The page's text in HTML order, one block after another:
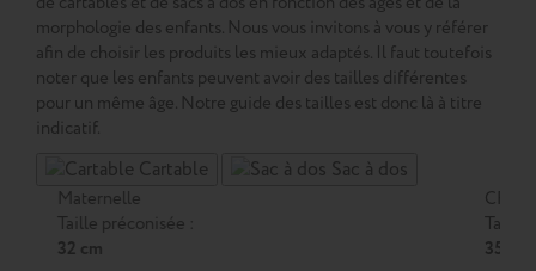
morphologie des enfants. Nous vous invitons à vous y référer
afin de choisir les produits les mieux adaptés. Il faut toutefois
noter que les enfants peuvent avoir des tailles différentes
pour un même âge. Notre guide des tailles est donc là à titre
indicatif.
Cartable Sac à dos
Maternelle
Taille préconisée :
32 cm
CP
Taille
35 cm